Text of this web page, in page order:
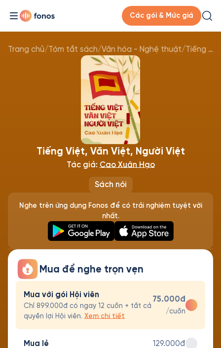
Các gói & Mức giá
Trang chủ/Tóm tắt sách/Văn hóa - Nghệ thuật/ Tiếng Việt, Văn Việt, Người Việt
Sách nói
Tiếng Việt, Văn Việt, Người Việt
Tác giả: Cao Xuân Hạo
Nghe trên ứng dụng Fonos để có trải nghiệm tuyệt vời
nhất.
Mua để nghe trọn vẹn
Mua với gói Hội viên
Chỉ 899.000đ có ngay 12 cuốn + tất cả
quyền lợi Hội viên. Xem chi tiết
75.000đ
/cuốn
Mua lẻ 129.000đ